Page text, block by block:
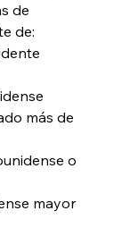
de
de:
más de
o
mayor